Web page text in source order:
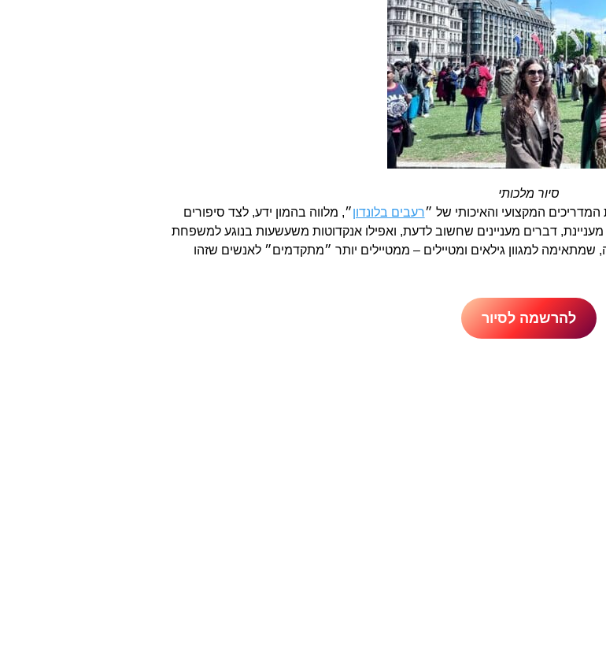
סיור מלכותי
המקצועי והאיכותי של ״רעבים בלונדון״, מלווה בהמון ידע, לצד סיפורים
דברים מעניינים שחשוב לדעת, ואפילו אנקדוטות משעשעות בנוגע למשפחת
שמתאימה למגוון גילאים ומטיילים – ממטיילים יותר ״מתקדמים״ לאנשים שזהו
להרשמה לסיור